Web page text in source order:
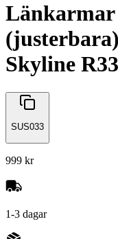
Länkarmar
Skyline
SUS033
999 kr
1-3 dagar